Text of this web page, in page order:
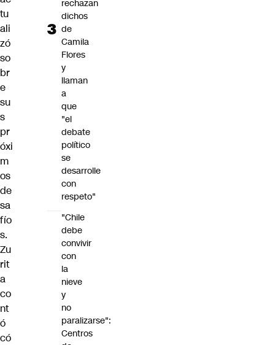
tu
ali
zó
so
br
e
su
s
pr
óxi
m
os
de
sa
fío
s.
Zu
rit
a
co
nt
ó
có
rechazan
dichos
de
Camila
Flores
y
llaman
a
que
"el
debate
político
se
desarrolle
con
respeto"
"Chile
debe
convivir
con
la
nieve
y
no
paralizarse":
Centros